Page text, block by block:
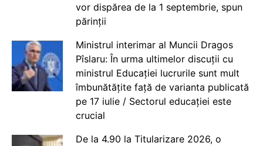
vor dispărea de la 1 septembrie, spun
părinții
Ministrul interimar al Muncii Dragos
Pîslaru: În urma ultimelor discuții cu
ministrul Educației lucrurile sunt mult
îmbunătățite față de varianta publicată
pe 17 iulie / Sectorul educației este
crucial
De la 4.90 la Titularizare 2026, o